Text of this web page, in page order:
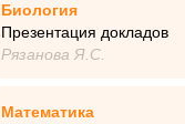
Биология
Презентация докладов
Рязанова Я.С.
Математика